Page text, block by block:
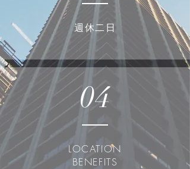
週休二日
04
LOCATION
BENEFITS